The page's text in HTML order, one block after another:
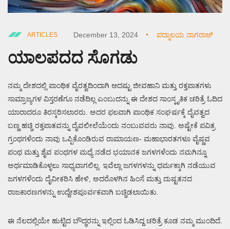
ARTICLES December 13, 2024 ಪದ್ಮಾಲಯ ನಾಗರಾಜ್
ಯಾಲಪದದ ಸೊಗಡು
ನಮ್ಮ ದೇಶದಲ್ಲಿ ಪಾಂಥಿಕ ವೈರತ್ವದಿಂದಾಗಿ ಆದಷ್ಟು ಜೀವಹಾನಿ ಮತ್ತು ರಕ್ತಪಾತಗಳು
ಸಾಮ್ರಾಜ್ಯಗಳ ವಿಸ್ತರಣೆಗೂ ನಡೆದಿಲ್ಲ ಎಂಬುದನ್ನು ಈ ದೇಶದ ಸಾಂಸ್ಕೃತಿಕ ಚರಿತ್ರೆ ಓದಿದ
ಯಾರಾದರೂ ತಿರಸ್ಕರಿಸಲಾರರು. ಅದರ ಫಲವಾಗಿ ಪಾಂಥಿಕ ಸಂಘರ್ಷಕ್ಕೆ ದೈವತ್ವದ
ಬಣ್ಣ ಹಚ್ಚಿ ರಕ್ತಪಾತವನ್ನು ದೈವಲೀಲೆಯೆಂದು ನಂಬುವವರು ನಾವು. ಅಷ್ಟೇಕೆ ಪವಿತ್ರ
ಗ್ರಂಥಗಳೆಂದು ನಾವು ಒಪ್ಪಿಕೊಂಡಿರುವ ರಾಮಾಯಣ- ಮಹಾಭಾರತಗಳೂ ವೈಷ್ಣವ
ಪಂಥ ಮತ್ತು ಶೈವ ಪಂಥಗಳ ಮಧ್ಯೆ ನಡೆದ ಭಯಾನಕ ಜಗಳಗಳೆಂದು ನಮಗಿನ್ನೂ
ಅರ್ಥಮಾಡಿಕೊಳ್ಳಲು ಸಾಧ್ಯವಾಗಲಿಲ್ಲ. ಇವೆಲ್ಲಾ ಜಗಳಗಳನ್ನು ಧರ್ಮಕ್ಕಾಗಿ ನಡೆಯುವ
ಜಗಳಗಳೆಂದು ದೈವೀಕರಿಸಿ ಹೇಳಿ, ಅದರೊಳಗಿನ ಹಿಂಸೆ ಮತ್ತು ದುಷ್ಟತನದ
ರಾಜಕಾರಣಗಳನ್ನು ಉದ್ದೇಶಪೂರ್ವಕವಾಗಿ ಬಚ್ಚಿಡಲಾಯಿತು.
ಈ ನೆಲದಲ್ಲಿಯೇ ಹುಟ್ಟಿದ ಬೌದ್ಧರನ್ನು ಇಲ್ಲಿಂದ ಓಡಿಸಿದ್ದ ಚರಿತ್ರೆ ಕೂಡ ನಮ್ಮ ಮುಂದಿದೆ.